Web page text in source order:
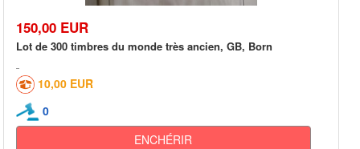
150,00 EUR
Lot de 300 timbres du monde très ancien, GB, Born
10,00 EUR
0
ENCHÉRIR